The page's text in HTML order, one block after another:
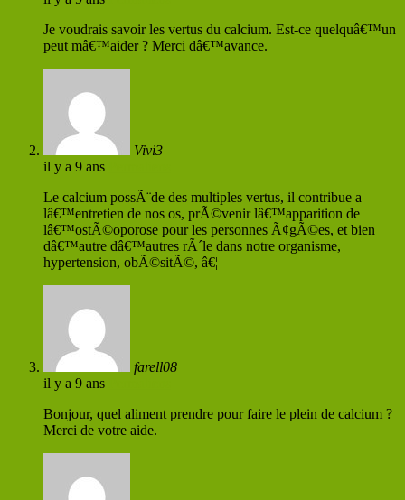
Je voudrais savoir les vertus du calcium. Est-ce quelquâ€™un
peut mâ€™aider ? Merci dâ€™avance.
Vivi3
il y a 9 ans
Le calcium possÃ¨de des multiples vertus, il contribue a
lâ€™entretien de nos os, prÃ©venir lâ€™apparition de
lâ€™ostÃ©oporose pour les personnes Ã¢gÃ©es, et bien
dâ€™autre dâ€™autres rÃ´le dans notre organisme,
hypertension, obÃ©sitÃ©, â€¦
farell08
il y a 9 ans
Bonjour, quel aliment prendre pour faire le plein de calcium ?
Merci de votre aide.